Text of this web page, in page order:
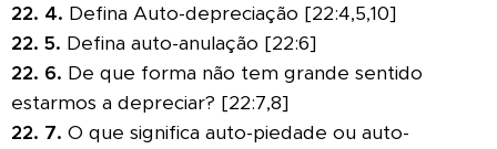
22. 4. Defina Auto-depreciação [22:4,5,10]
22. 5. Defina auto-anulação [22:6]
22. 6. De que forma não tem grande sentido
estarmos a depreciar? [22:7,8]
22. 7. O que significa auto-piedade ou auto-